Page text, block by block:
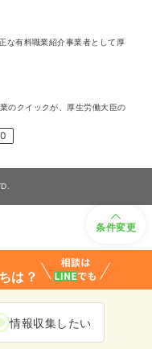
条件変更
は？
情報収集したい
な有料職業紹介事業者として厚
のクイックが、厚生労働大臣の